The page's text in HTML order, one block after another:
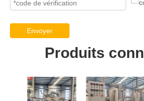
Envoyer
Produits